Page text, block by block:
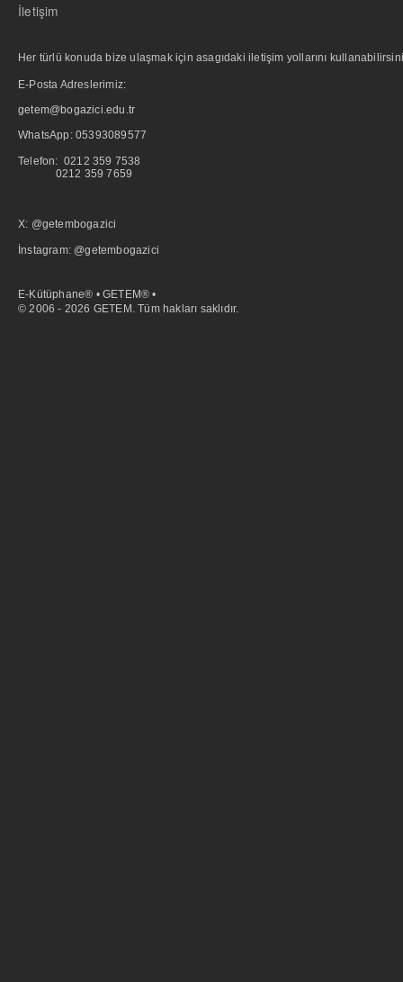
İletişim
Her türlü konuda bize ulaşmak için asagıdaki iletişim yollarını
E-Posta Adreslerimiz:
getem@bogazici.edu.tr
WhatsApp: 05393089577
Telefon: 0212 359 7538
0212 359 7659
X: @getembogazici
İnstagram: @getembogazici
E-Kütüphane® • GETEM® •
© 2006 - 2026 GETEM. Tüm hakları saklıdır.